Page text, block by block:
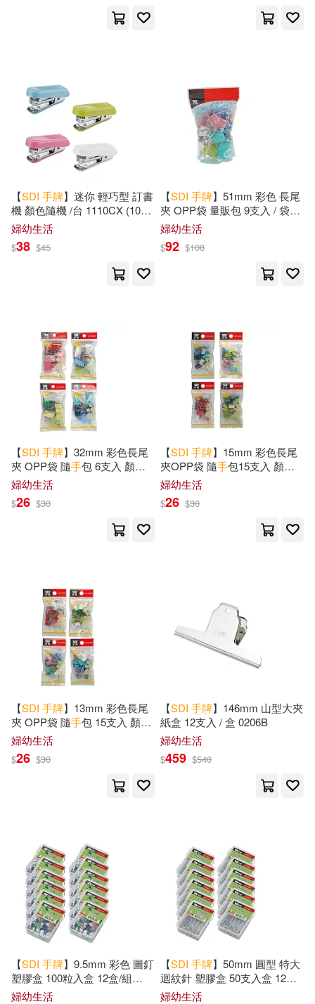
【SDI 手牌】迷你 輕巧型 訂書
機 顏色隨機 /台 1110CX (10號
訂書機)
婦幼生活
$38 $45
【SDI 手牌】51mm 彩色 長尾
夾 OPP袋 量販包 9支入 / 袋
0242VP
婦幼生活
$92 $108
【SDI 手牌】32mm 彩色長尾
夾 OPP袋 隨手包 6支入 顏色
隨機 / 袋 0244D
婦幼生活
$26 $30
【SDI 手牌】15mm 彩色長尾
夾OPP袋 隨手包15支入 顏色
隨機 / 袋 0247D
婦幼生活
$26 $30
【SDI 手牌】13mm 彩色長尾
夾 OPP袋 隨手包 15支入 顏色
隨機 / 袋 0248D
婦幼生活
$26 $30
【SDI 手牌】146mm 山型大夾
紙盒 12支入 / 盒 0206B
婦幼生活
$459 $540
【SDI 手牌】9.5mm 彩色 圖釘
塑膠盒 100粒入盒 12盒/組
0311H
婦幼生活
【SDI 手牌】50mm 圓型 特大
迴紋針 塑膠盒 50支入盒 12盒/
組 0706H
婦幼生活